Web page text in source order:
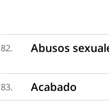
82. Abusos
83. Acabado